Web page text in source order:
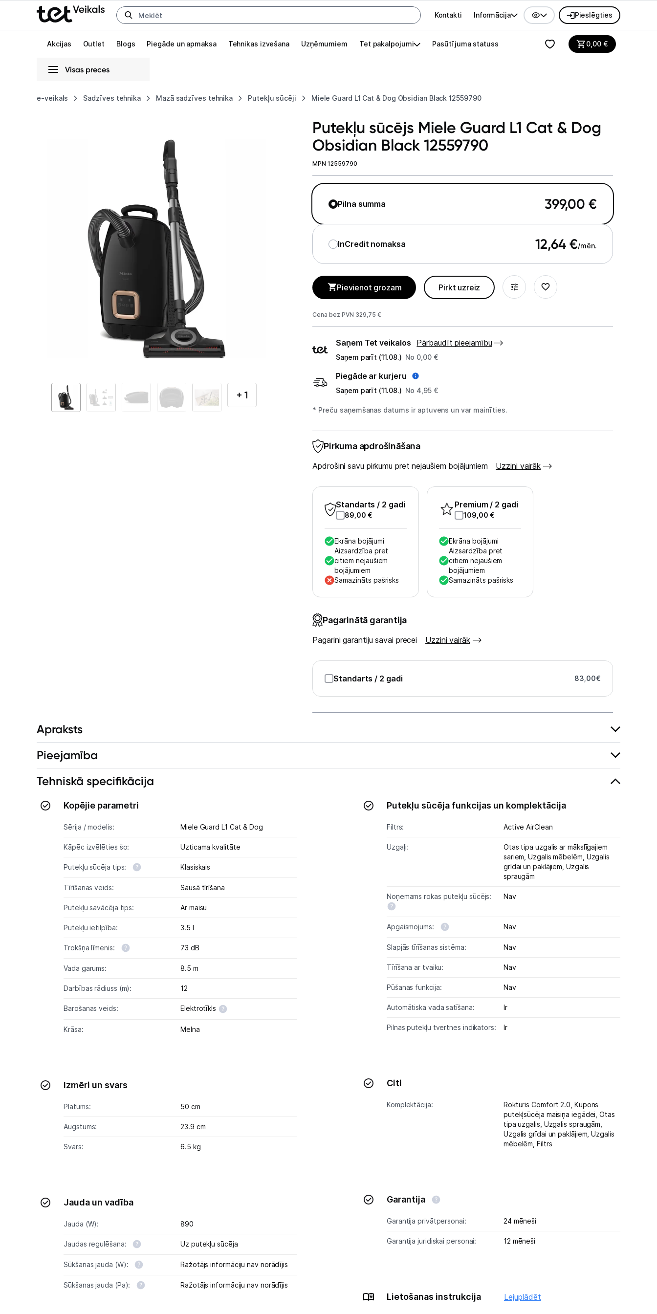
Uz kategorijam Uz galveno saturu
Galvenes izvēlne
Kontakti Informācija Pieslēgties
Akcijas Outlet Blogs Piegāde un apmaksa Tehnikas izvešana Uzņēmumiem Tet pakalpojumi Pasūtījuma statuss 0,00€
Visas preces
e-veikals Sadzīves tehnika Mazā sadzīves tehnika Putekļu sūcēji Miele Guard L1 Cat & Dog Obsidian Black 12559790
Pieslēgties
Izvēlies kāroto ierīci izdevīgāk!
Telefoni, planšetdatori
Iebūvējamā tehnika
Tvaika gludināšanas sistēmas
Skaistumkopšana
Sports un atpūta
Ražotāju atjaunota tehnika
Uzņēmumiem
Globāls iestatījums animāciju aktivizēšanai vai deaktivizēšanai visā lapā.
Obsidian
+ 1
Putekļu sūcējs Miele Guard L1 Cat & Dog
Obsidian Black 12559790
MPN 12559790
Pilna summa 399,00 €
InCredit nomaksa 12,64 €/mēn.
Pievienot grozam Pirkt uzreiz
Cena bez PVN 329,75 €
Piegādes
veidi
Saņem Tet veikalos Pārbaudīt pieejamību
Saņem parīt (11.08.) No 0,00 €
Piegāde ar kurjeru
Saņem parīt (11.08.) No 4,95 €
* Preču saņemšanas datums ir aptuvens un var mainīties.
Pirkuma apdrošināšana
Apdrošini savu pirkumu pret nejaušiem bojājumiem Uzzini vairāk
Standarts / 2 gadi
89,00 €
Ekrāna bojājumi
Aizsardzība pret
citiem nejaušiem
bojājumiem
Samazināts pašrisks
Premium / 2 gadi
109,00 €
Ekrāna bojājumi
Aizsardzība pret
citiem nejaušiem
bojājumiem
Samazināts pašrisks
Pagarinātā garantija
Pagarini garantiju savai precei Uzzini vairāk
Standarts / 2 gadi 83,00€
Apraksts
Pieejamība
Tehniskā specifikācija
Kopējie parametri
Sērija / modelis: Miele Guard L1 Cat & Dog
Kāpēc izvēlēties šo: Uzticama kvalitāte
Putekļu sūcēja tips: Klasiskais
Tīrīšanas veids: Sausā tīrīšana
Putekļu savācēja tips: Ar maisu
Putekļu ietilpība: 3.5 l
Trokšņa līmenis: 73 dB
Vada garums: 8.5 m
Darbības rādiuss (m): 12
Barošanas veids: Elektrotīkls
Krāsa: Melna
Izmēri un svars
Platums: 50 cm
Augstums: 23.9 cm
Svars: 6.5 kg
Jauda un vadība
Jauda (W): 890
Jaudas regulēšana: Uz putekļu sūcēja
Sūkšanas jauda (W): Ražotājs informāciju nav norādījis
Sūkšanas jauda (Pa): Ražotājs informāciju nav norādījis
Putekļu sūcēja funkcijas un komplektācija
Filtrs: Active AirClean
Uzgaļi:
Otas tipa uzgalis ar mākslīgajiem
sariem,Uzgalis mēbelēm, Uzgalis
grīdai un paklājiem, Uzgalis
spraugām
Noņemams rokas putekļu sūcējs: Nav
Apgaismojums: Nav
Slapjās tīrīšanas sistēma: Nav
Tīrīšana ar tvaiku: Nav
Pūšanas funkcija: Nav
Automātiska vada satīšana: Ir
Pilnas putekļu tvertnes indikators: Ir
Citi
Komplektācija: Rokturis Comfort 2.0, Kupons
putekļsūcēja maisiņa iegādei,Otas
tipa uzgalis, Uzgalis spraugām,
Uzgalis grīdai un paklājiem,Uzgalis
mēbelēm,Filtrs
Garantija
Garantija privātpersonai: 24 mēneši
Garantija juridiskai personai: 12 mēneši
Lietošanas instrukcija Lejuplādēt